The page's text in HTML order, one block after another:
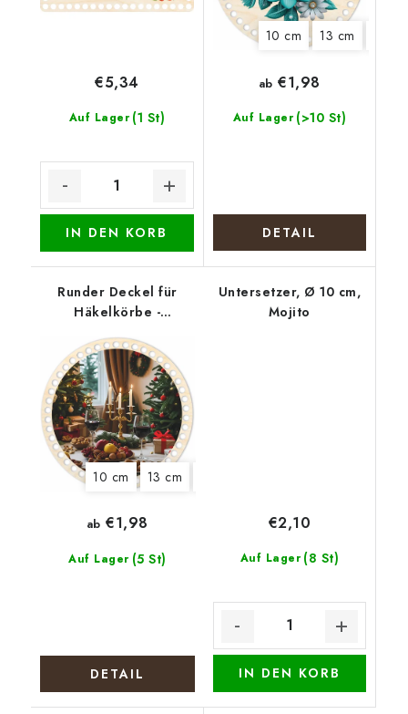
Auf Lager (1 St)
€5,34
IN DEN KORB
10 cm 13 cm
Auf Lager (>10 St)
ab €1,98
DETAIL
Runder Deckel für
Häkelkörbe -
10 cm 13 cm
Auf Lager (5 St)
ab €1,98
DETAIL
Untersetzer, Ø 10 cm,
Mojito
Auf Lager (8 St)
€2,10
IN DEN KORB